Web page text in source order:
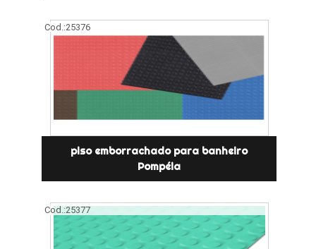
Cod.:25376
piso emborrachado para banheiro
Pompéia
Cod.:25377